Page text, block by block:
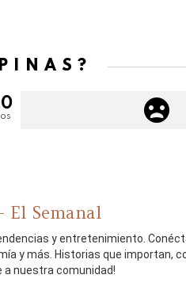
El Semanal
y entretenimiento.
y más. Historias que importan,
a nuestra comunidad!